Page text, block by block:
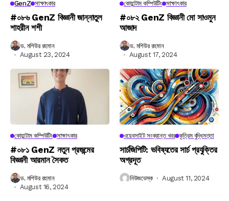
GenZ সাক্ষাৎকার
#০৮৬ GenZ বিজ্ঞানী জান্নাতুল
শাহরীন শশী
ড. মশিউর রহমান
August 23, 2024
কোয়ান্টাম কম্পিউটিং সাক্ষাৎকার
#০৮২ GenZ বিজ্ঞানী মো সাওমুন
আজাদ
ড. মশিউর রহমান
August 17, 2024
কোয়ান্টাম কম্পিউটিং সাক্ষাৎকার
#০৮১ GenZ নতুন প্রজন্মের
বিজ্ঞানী আরমান সৈকত
ড. মশিউর রহমান
August 16, 2024
ওয়েবসাইট সংক্রান্ত খবর কৃত্রিম বুদ্ধিমত্তা
সার্চজিপিটি: ভবিষ্যতের সার্চ প্রযুক্তির
অগ্রদূত
নিউজডেস্ক August 11, 2024